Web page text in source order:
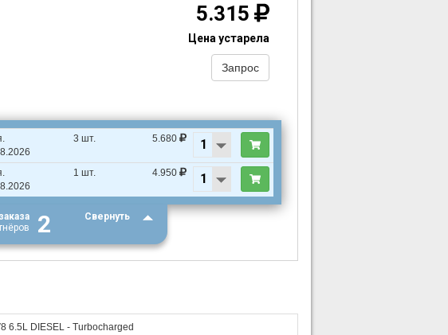
5.315
Цена устарела
Запрос
3 шт. 5.680
1 шт. 4.950
2 Свернуть
6.5L DIESEL - Turbocharged